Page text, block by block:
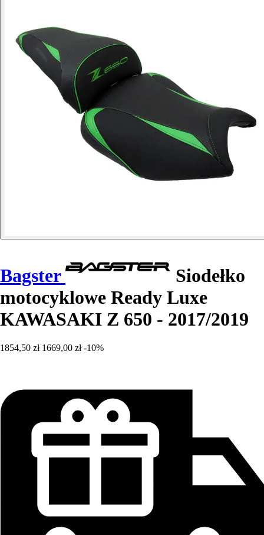
Bagster
Siodełko
motocyklowe Ready Luxe
KAWASAKI Z 650 - 2017/2019
1854,50 zł 1669,00 zł -10%